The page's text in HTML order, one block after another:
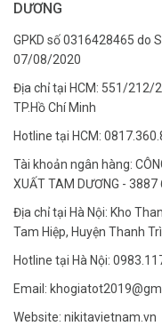
DƯƠNG
GPKD số 0316428465 do
07/08/2020
Địa chỉ tại HCM: 551/212/
TP.Hồ Chí Minh
Hotline tại HCM:
Tài khoản ngân hàng:
XUẤT TAM DƯƠNG -
Địa chỉ tại Hà Nội: Kho
Tam Hiệp, Huyện Thanh
Hotline tại Hà Nội:
Email:
Website: nikitavietnam.vn